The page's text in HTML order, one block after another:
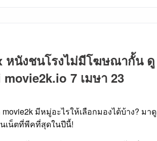
หนังชนโรงไม่มีโฆษณากั้น ดู
7 เมษา 23
มีหมู่อะไรให้เลือกมองได้บ้าง? มาดู
นเน็ตที่พีคที่สุดในปีนี้!